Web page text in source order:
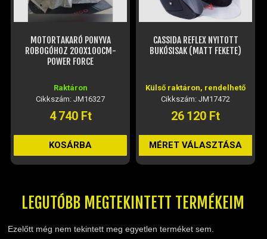
MOTORTAKARÓ PONYVA
ROBOGÓHOZ 200X100CM-
POWER FORCE
Raktáron
Cikkszám: JM16327
4 740 Ft
KOSÁRBA
CASSIDA REFLEX NYITOTT
BUKÓSISAK (MATT FEKETE)
Külső raktáron, rendelhető
Cikkszám: JM17472
26 120 Ft
MÉRET VÁLASZTÁSA
LEGUTÓBB MEGTEKINTETT TERMÉKEIM
Ezelőtt még nem tekintett meg egyetlen terméket sem.